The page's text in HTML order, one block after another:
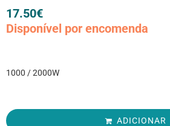
17.50€
Disponível por encomenda
1000 / 2000W
ADICIONAR